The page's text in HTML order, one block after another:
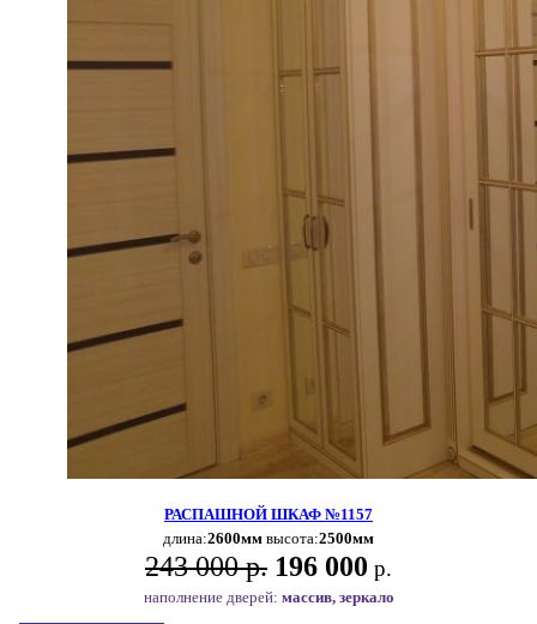
РАСПАШНОЙ ШКАФ №1157
длина:2600мм высота:2500мм
243 000 р. 196 000 р.
наполнение дверей: массив, зеркало